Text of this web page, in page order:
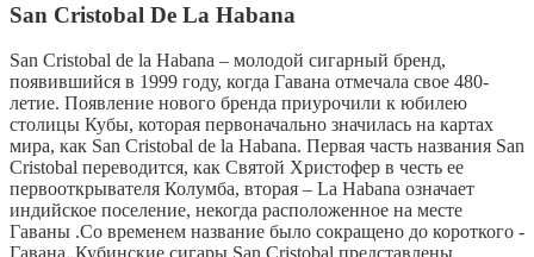
San Cristobal De La Habana
San Cristobal de la Habana – молодой сигарный бренд,
появившийся в 1999 году, когда Гавана отмечала свое 480-
летие. Появление нового бренда приурочили к юбилею
столицы Кубы, которая первоначально значилась на картах
мира, как San Cristobal de la Habana. Первая часть названия San
Cristobal переводится, как Святой Христофер в честь ее
первооткрывателя Колумба, вторая – La Habana означает
индийское поселение, некогда расположенное на месте
Гаваны .Со временем название было сокращено до короткого -